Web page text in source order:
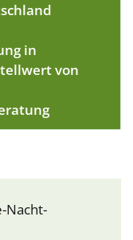
in
von
Nacht-